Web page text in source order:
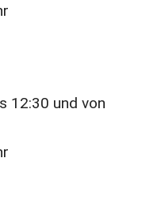
12:30 und von